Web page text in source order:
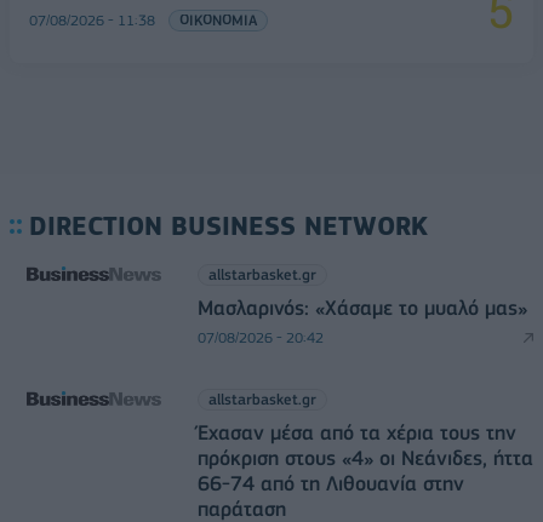
07/08/2026 - 11:38 ΟΙΚΟΝΟΜΙΑ
DIRECTION BUSINESS NETWORK
allstarbasket.gr
Μασλαρινός: «Χάσαμε το μυαλό μας»
07/08/2026 - 20:42
allstarbasket.gr
Έχασαν μέσα από τα χέρια τους την
πρόκριση στους «4» οι Νεάνιδες, ήττα
66-74 από τη Λιθουανία στην
παράταση